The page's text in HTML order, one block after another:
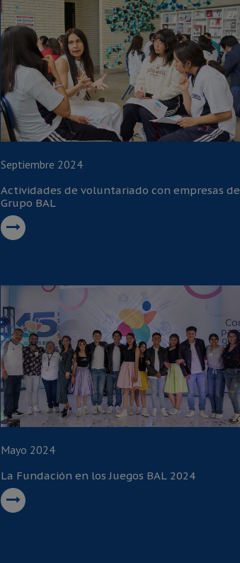
Septiembre 2024
Actividades de voluntariado con empresas de
Grupo BAL
Mayo 2024
La Fundación en los Juegos BAL 2024